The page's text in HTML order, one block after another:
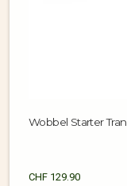
Wobbel Starter
CHF 129.90